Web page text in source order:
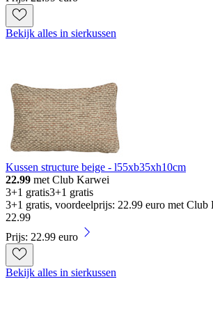
Bekijk alles in sierkussen
Kussen structure beige - l55xb35xh10cm
22.99 met Club Karwei
3+1 gratis3+1 gratis
3+1 gratis, voordeelprijs: 22.99 euro met Club
22.99
Prijs: 22.99 euro
Bekijk alles in sierkussen